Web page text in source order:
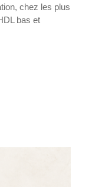
chez les plus
bas et